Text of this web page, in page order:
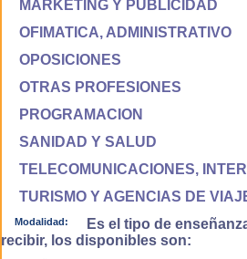
MARKETING Y PUBLICIDAD
OFIMATICA, ADMINISTRATIVO
OPOSICIONES
OTRAS PROFESIONES
PROGRAMACION
SANIDAD Y SALUD
TELECOMUNICACIONES,
TURISMO Y AGENCIAS DE
Modalidad:
Es el tipo de
recibir, los disponibles son: